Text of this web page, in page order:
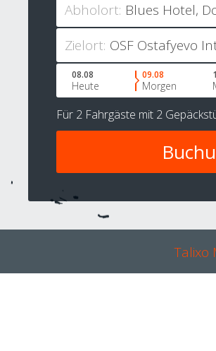
Abholort:
Zielort:
08.08
Heute
09.08
Morgen
Für 2 Fahrgäste mit 2
Talixo